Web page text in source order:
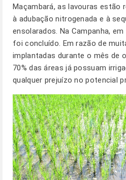
Maçambará, as lavouras estão
à adubação nitrogenada e à
ensolarados. Na Campanha,
foi concluído. Em razão de
implantadas durante o mês de
70% das áreas já possuam
qualquer prejuízo no potencial